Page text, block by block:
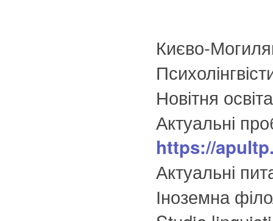
Києво-
Новітня
Актуальні
https://
Актуальні
Іноземна